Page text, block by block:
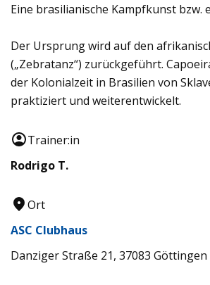
Eine brasilianische Kampfkunst bzw.
Der Ursprung wird auf den
(„Zebratanz“) zurückgeführt.
der Kolonialzeit in Brasilien von
praktiziert und weiterentwickelt.
Trainer:in
Rodrigo T.
Ort
ASC Clubhaus
Danziger Straße 21, 37083 Göttingen